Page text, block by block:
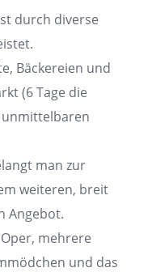
durch diverse
Bäckereien und
(6 Tage die
unmittelbaren
man zur
weiteren, breit
Angebot.
mehrere
und das